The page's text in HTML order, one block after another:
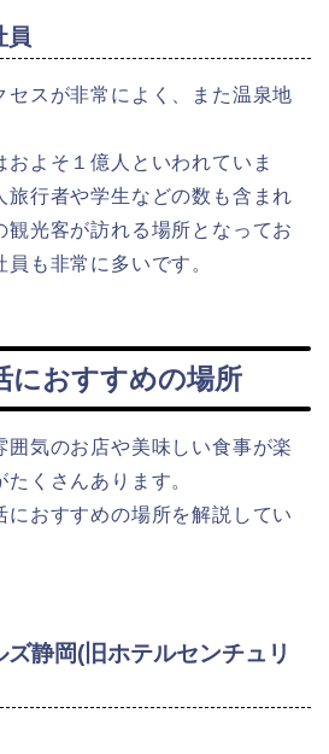
員
セスが非常によく、また温泉地
よそ１億人といわれていま
旅行者や学生などの数も含まれ
観光客が訪れる場所となってお
も非常に多いです。
におすすめの場所
囲気のお店や美味しい食事が楽
くさんあります。
におすすめの場所を解説してい
静岡(旧ホテルセンチュリ